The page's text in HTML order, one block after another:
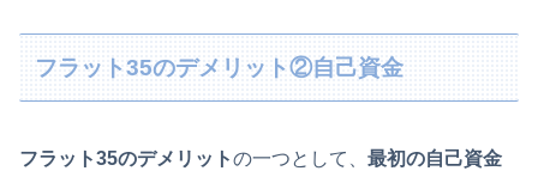
フラット35のデメリット②自己資金
フラット35のデメリットの一つとして、 最初の自己資金